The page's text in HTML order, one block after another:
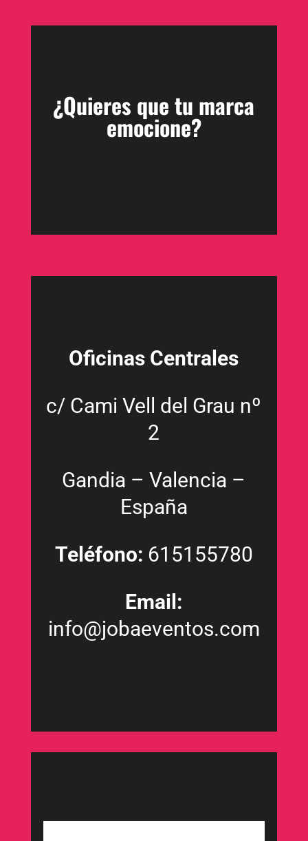
¿Quieres que tu marca
emocione?
Oficinas Centrales
c/ Cami Vell del Grau nº
2
Gandia – Valencia –
España
Teléfono: 615155780
Email:
info@jobaeventos.com